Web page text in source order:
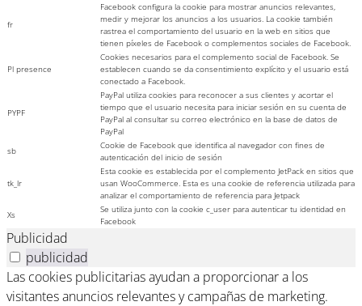
fr
Facebook configura la cookie para mostrar anuncios relevantes,
medir y mejorar los anuncios a los usuarios. La cookie también
rastrea el comportamiento del usuario en la web en sitios que
tienen píxeles de Facebook o complementos sociales de Facebook.
Pl presence
Cookies necesarios para el complemento social de Facebook. Se
establecen cuando se da consentimiento explícito y el usuario está
conectado a Facebook.
PYPF
PayPal utiliza cookies para reconocer a sus clientes y acortar el
tiempo que el usuario necesita para iniciar sesión en su cuenta de
PayPal al consultar su correo electrónico en la base de datos de
PayPal
sb
Cookie de Facebook que identifica al navegador con fines de
autenticación del inicio de sesión
tk_lr
Esta cookie es establecida por el complemento JetPack en sitios que
usan WooCommerce. Esta es una cookie de referencia utilizada para
analizar el comportamiento de referencia para Jetpack
Xs
Se utiliza junto con la cookie c_user para autenticar tu identidad en
Facebook
Publicidad
publicidad
Las cookies publicitarias ayudan a proporcionar a los
visitantes anuncios relevantes y campañas de marketing.